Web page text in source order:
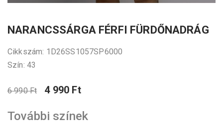
NARANCSSÁRGA FÉRFI FÜRDŐNADRÁG
Cikkszám: 1D26SS1057SP6000
Szín: 43
6 990 Ft 4 990 Ft
További színek